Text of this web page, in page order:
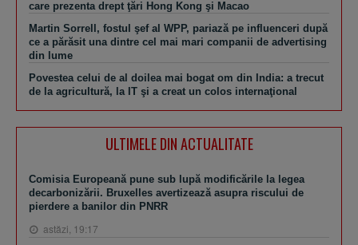
care prezenta drept ţări Hong Kong şi Macao
Martin Sorrell, fostul şef al WPP, pariază pe influenceri după
ce a părăsit una dintre cel mai mari companii de advertising
din lume
Povestea celui de al doilea mai bogat om din India: a trecut
de la agricultură, la IT şi a creat un colos internaţional
ULTIMELE DIN ACTUALITATE
Comisia Europeană pune sub lupă modificările la legea
decarbonizării. Bruxelles avertizează asupra riscului de
pierdere a banilor din PNRR
astăzi, 19:17